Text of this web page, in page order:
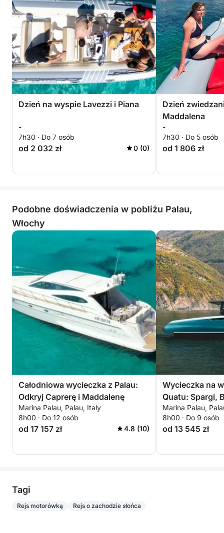
Dzień na wyspie Lavezzi i Piana
-
7h30 · Do 7 osób
od 2 032 zł 0 (0)
Dzień
Maddalena
-
7h30 · Do 5 osób
od 1 806 zł
Podobne doświadczenia w pobliżu Palau,
Włochy
Całodniowa wycieczka z Palau:
Odkryj Caprerę i Maddalenę
Marina Palau, Palau, Italy
8h00 · Do 12 osób
od 17 157 zł 4.8 (10)
Wycieczka na
Quatu: Spargi,
La Maddalena
Marina Palau,
8h00 · Do 9 osób
od 13 545 zł
Tagi
Rejs motorówką Rejs o zachodzie słońca